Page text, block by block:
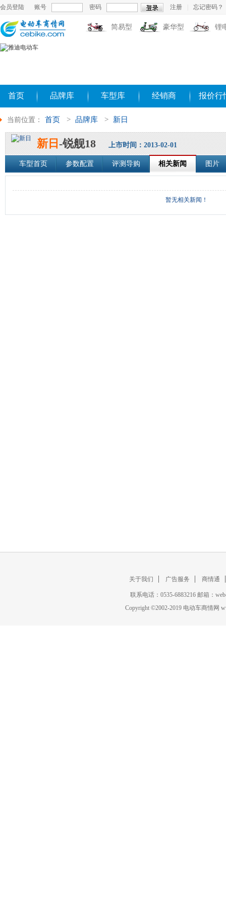
会员登陆 账号 密码 注册 忘记密码？
简易型 豪华型 锂
首页 品牌库 车型库 经销商 报价行
当前位置： 首页 > 品牌库 > 新日
新日-锐舰18 上市时间：2013-02-01
车型首页 参数配置 评测导购 相关新闻 图片
暂无相关新闻！
关于我们 广告服务 商情通
联系电话：0535-6883216 邮箱：
Copyright ©2002-2019 电动车商情网